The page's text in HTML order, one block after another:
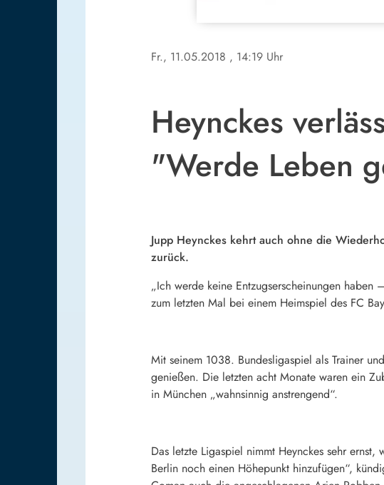
Fr., 11.05.2018 , 14:19 Uhr
Heynckes
"Werde Leben
Jupp Heynckes kehrt auch ohne die
zurück.
„Ich werde keine Entzugserscheinungen
zum letzten Mal bei einem Heimspiel des FC
Mit seinem 1038. Bundesligaspiel als Trainer
genießen. Die letzten acht Monate waren ein
in München „wahnsinnig anstrengend“.
Das letzte Ligaspiel nimmt Heynckes sehr
Berlin noch einen Höhepunkt hinzufügen“,